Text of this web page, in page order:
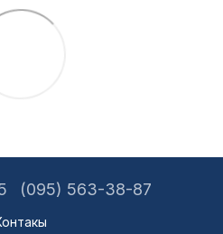
(095) 563-38-87